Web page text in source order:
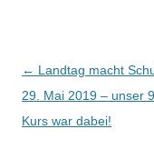
Beitragsnavigation
← Landtag macht
29. Mai 2019 – unser
Kurs war dabei!